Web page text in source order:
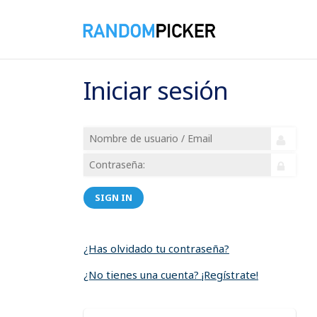
Iniciar sesión
SIGN IN
¿Has olvidado tu contraseña?
¿No tienes una cuenta? ¡Regístrate!